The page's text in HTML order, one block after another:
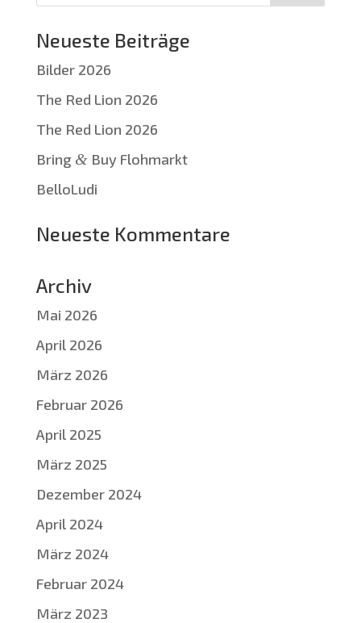
Neueste Beiträge
Bilder 2026
The Red Lion 2026
The Red Lion 2026
Bring &Buy Flohmarkt
BelloLudi
Neueste Kommentare
Archiv
Mai 2026
April 2026
März 2026
Februar 2026
April 2025
März 2025
Dezember 2024
April 2024
März 2024
Februar 2024
März 2023